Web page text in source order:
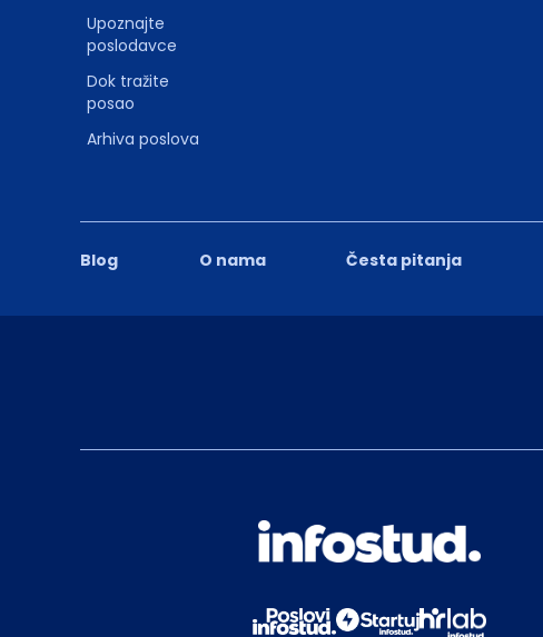
Blog O nama Česta pitanja
Upoznajte
poslodavce
Dok tražite
posao
Arhiva poslova